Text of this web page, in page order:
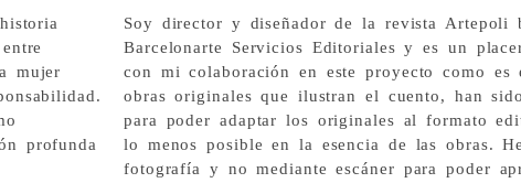
mujer
profunda
Soy director y diseñador de la revista Artepoli
Barcelonarte Servicios Editoriales y es un
con mi colaboración en este proyecto como
obras originales que ilustran el cuento, han
para poder adaptar los originales al formato
lo menos posible en la esencia de las obras.
fotografía y no mediante escáner para poder